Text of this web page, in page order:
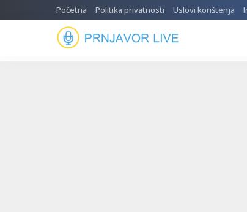
Početna Politika privatnosti Uslovi korištenja